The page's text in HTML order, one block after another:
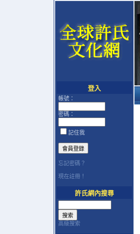
登入
帳號：
密碼：
記住我
忘記密碼？
現在註冊！
許氏網內搜尋
高級搜索